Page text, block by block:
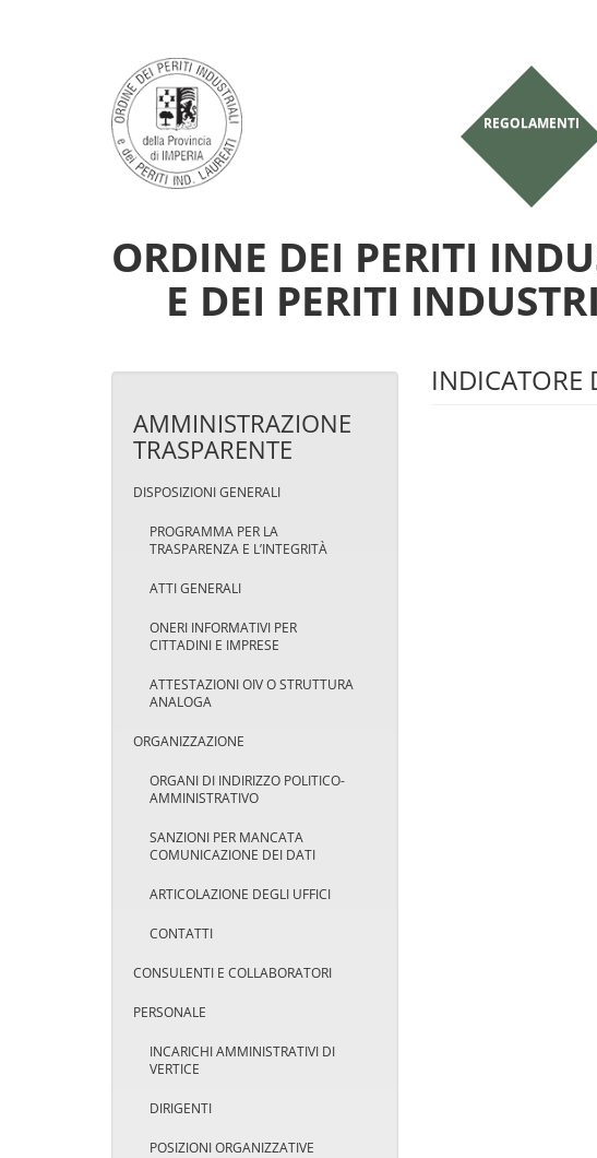
REGOLAMENTI
ORDINE DEI PERITI
E DEI PERITI
AMMINISTRAZIONE
TRASPARENTE
DISPOSIZIONI GENERALI
PROGRAMMA PER LA
TRASPARENZA E L’INTEGRITÀ
ATTI GENERALI
ONERI INFORMATIVI PER
CITTADINI E IMPRESE
ATTESTAZIONI OIV O STRUTTURA
ANALOGA
ORGANIZZAZIONE
ORGANI DI INDIRIZZO POLITICO-
AMMINISTRATIVO
SANZIONI PER MANCATA
COMUNICAZIONE DEI DATI
ARTICOLAZIONE DEGLI UFFICI
CONTATTI
CONSULENTI E COLLABORATORI
PERSONALE
INCARICHI AMMINISTRATIVI DI
VERTICE
DIRIGENTI
POSIZIONI ORGANIZZATIVE
INDICATORE